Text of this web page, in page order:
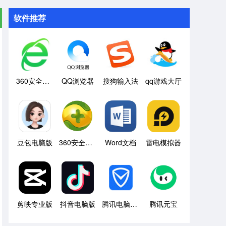
软件推荐
360安全浏览器 QQ浏览器 搜狗输入法 qq游戏大厅
豆包电脑版 360安全卫士 Word文档 雷电模拟器
剪映专业版 抖音电脑版 腾讯电脑管家 腾讯元宝